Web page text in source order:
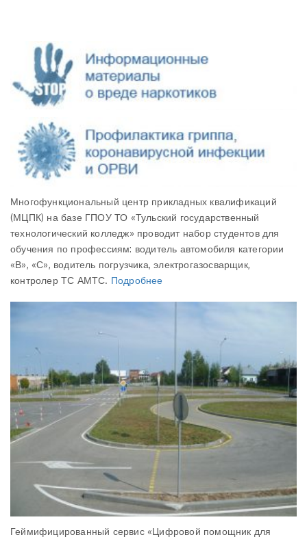
Многофункциональный центр прикладных квалификаций
(МЦПК) на базе ГПОУ ТО «Тульский государственный
технологический колледж» проводит набор студентов для
обучения по профессиям: водитель автомобиля категории
«В», «С», водитель погрузчика, электрогазосварщик,
контролер ТС АМТС. Подробнее
Геймифицированный сервис «Цифровой помощник для